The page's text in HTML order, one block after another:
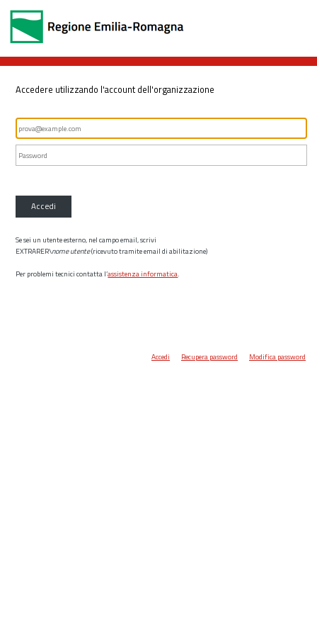
Accedere utilizzando l'account dell'organizzazione
Accedi
Se sei un utente esterno, nel campo email, scrivi
EXTRARER\nome utente(ricevuto tramite email di abilitazione)
Per problemi tecnici contatta l’assistenza informatica.
Accedi Recupera password Modifica password